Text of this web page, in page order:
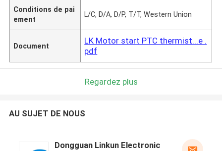
Conditions de pai
ement
L/C, D/A, D/P, T/T, Western Union
Document
LK Motor start PTC thermist...e .
pdf
Regardez plus
AU SUJET DE NOUS
Dongguan Linkun Electronic